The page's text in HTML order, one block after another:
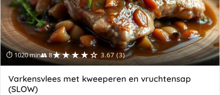
⏱ 1020 min👥 8★★★★☆ 3.67 (3)
Varkensvlees met kweeperen en vruchtensap
(SLOW)